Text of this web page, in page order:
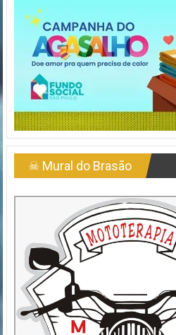
☠ Mural do Brasão